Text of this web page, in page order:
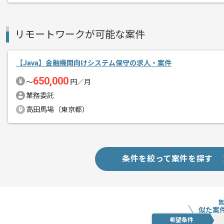
エージェントからのコ
メント
不動産管理会社向けのクラウドシステ
リモートワークが可能な案件
【Java】金融機関向けシステム保守の求人・案件
〜650,000 円／月
業務委託
高田馬場（東京都）
条件を絞って案件を探す
似た案
希望条件